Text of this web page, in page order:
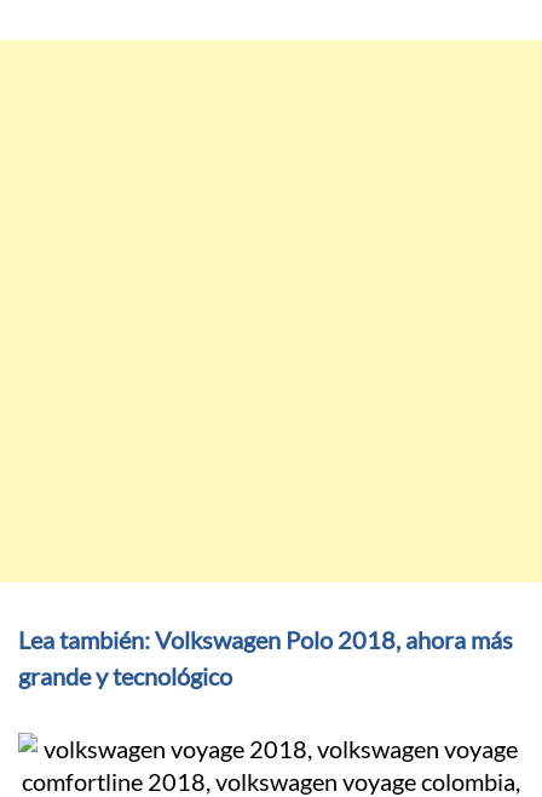
Lea también: Volkswagen Polo 2018, ahora más
grande y tecnológico